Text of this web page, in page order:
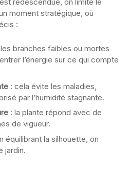
moment stratégique, où
:
branches faibles ou mortes
l’énergie sur ce qui compte
: cela évite les maladies,
par l’humidité stagnante.
: la plante répond avec de
de vigueur.
équilibrant la silhouette, on
jardin.